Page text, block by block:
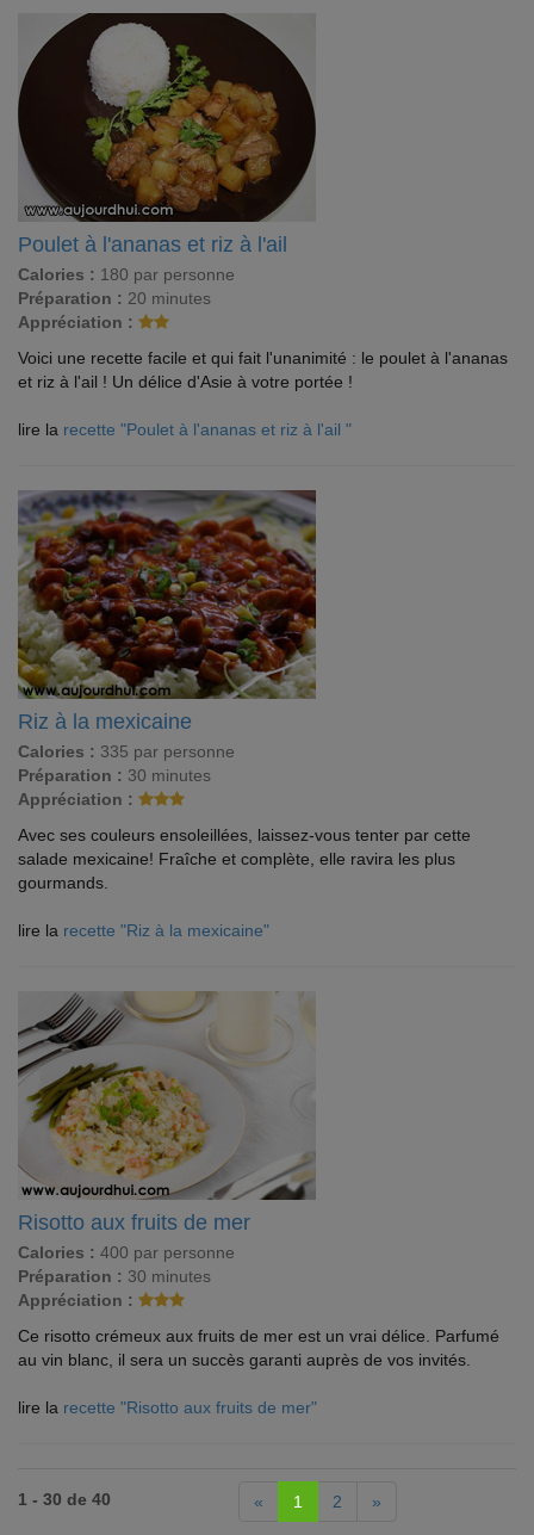
Poulet à l'ananas et riz à l'ail
Calories : 180 par personne
Préparation : 20 minutes
Appréciation :
Voici une recette facile et qui fait l'unanimité : le poulet à l'ananas
et riz à l'ail ! Un délice d'Asie à votre portée !
lire la recette "Poulet à l'ananas et riz à l'ail "
Riz à la mexicaine
Calories : 335 par personne
Préparation : 30 minutes
Appréciation :
Avec ses couleurs ensoleillées, laissez-vous tenter par cette
salade mexicaine! Fraîche et complète, elle ravira les plus
gourmands.
lire la recette "Riz à la mexicaine"
Risotto aux fruits de mer
Calories : 400 par personne
Préparation : 30 minutes
Appréciation :
Ce risotto crémeux aux fruits de mer est un vrai délice. Parfumé
au vin blanc, il sera un succès garanti auprès de vos invités.
lire la recette "Risotto aux fruits de mer"
1 - 30 de 40 « 1 2 »